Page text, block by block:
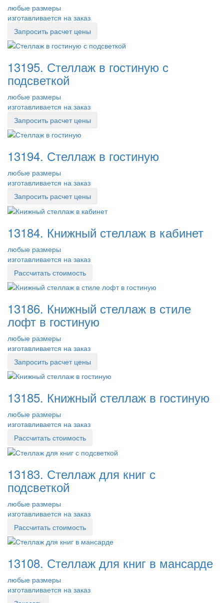
любые размеры
изготавливается на заказ
Запросить расчет цены
13195. Стеллаж в гостиную с
подсветкой
любые размеры
изготавливается на заказ
Запросить расчет цены
13194. Стеллаж в гостиную
любые размеры
изготавливается на заказ
Запросить расчет цены
13184. Книжный стеллаж в кабинет
любые размеры
изготавливается на заказ
Рассчитать стоимость
13186. Книжный стеллаж в стиле
лофт в гостиную
любые размеры
изготавливается на заказ
Запросить расчет цены
13185. Книжный стеллаж в гостиную
любые размеры
изготавливается на заказ
Рассчитать стоимость
13183. Стеллаж для книг с
подсветкой
любые размеры
изготавливается на заказ
Рассчитать стоимость
13108. Стеллаж для книг в мансарде
любые размеры
изготавливается на заказ